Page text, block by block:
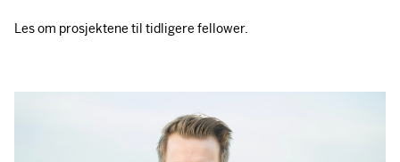
Les om prosjektene til tidligere fellower.